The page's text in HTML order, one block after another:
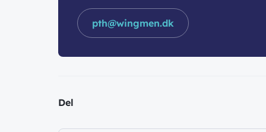
pth@wingmen.dk
Del